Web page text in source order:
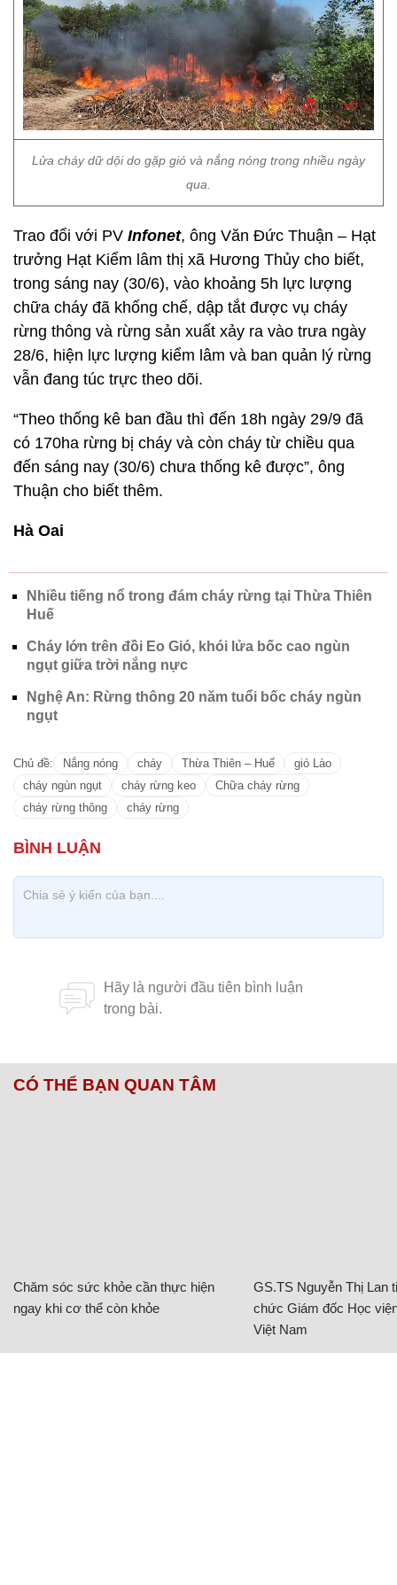
Lửa cháy dữ dội do gặp gió và nắng nóng trong nhiều ngày
qua.
Trao đổi với PV Infonet, ông Văn Đức Thuận – Hạt
trưởng Hạt Kiểm lâm thị xã Hương Thủy cho biết,
trong sáng nay (30/6), vào khoảng 5h lực lượng
chữa cháy đã khống chế, dập tắt được vụ cháy
rừng thông và rừng sản xuất xảy ra vào trưa ngày
28/6, hiện lực lượng kiểm lâm và ban quản lý rừng
vẫn đang túc trực theo dõi.
“Theo thống kê ban đầu thì đến 18h ngày 29/9 đã
có 170ha rừng bị cháy và còn cháy từ chiều qua
đến sáng nay (30/6) chưa thống kê được”, ông
Thuận cho biết thêm.
Hà Oai
Nhiều tiếng nổ trong đám cháy rừng tại Thừa Thiên
Huế
Cháy lớn trên đồi Eo Gió, khói lửa bốc cao ngùn
ngụt giữa trời nắng nực
Nghệ An: Rừng thông 20 năm tuổi bốc cháy ngùn
ngụt
Chủ đề: Nắng nóng cháy Thừa Thiên – Huế
gió Lào
cháy ngùn ngụt
cháy rừng keo
Chữa cháy rừng
cháy rừng thông
cháy rừng
CÓ THỂ BẠN QUAN TÂM
Chăm sóc sức khỏe cần thực hiện
ngay khi cơ thể còn khỏe
GS.TS Nguyễn Thị Lan
chức Giám đốc Học
Việt Nam